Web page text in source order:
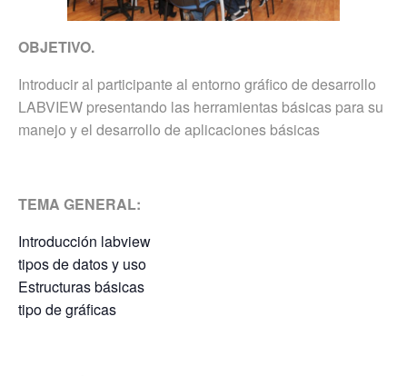
OBJETIVO.
Introducir al participante al entorno gráfico de desarrollo
LABVIEW presentando las herramientas básicas para su
manejo y el desarrollo de aplicaciones básicas
TEMA GENERAL:
Introducción labview
tipos de datos y uso
Estructuras básicas
tipo de gráficas